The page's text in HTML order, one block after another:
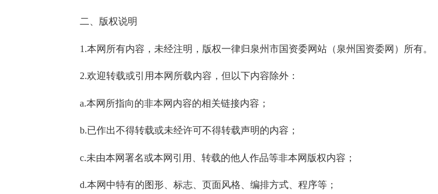
二、版权说明
1.本网所有内容，未经注明，版权一律归泉州市国资委网站（泉州国资委网）所有。
2.欢迎转载或引用本网所载内容，但以下内容除外：
a.本网所指向的非本网内容的相关链接内容；
b.已作出不得转载或未经许可不得转载声明的内容；
c.未由本网署名或本网引用、转载的他人作品等非本网版权内容；
d.本网中特有的图形、标志、页面风格、编排方式、程序等；